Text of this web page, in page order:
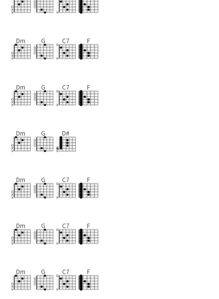
Dm G C7 F
Dm G C7 F
Dm G D#
Dm G C7 F
Dm G C7 F
Dm G C7 F